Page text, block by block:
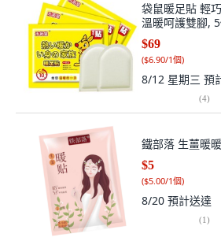
袋鼠暖足貼 輕
溫暖呵護雙腳,
$69
($6.90/1個)
8/12 星期三 預
(4)
鐵部落 生薑暖
$5
($5.00/1個)
8/20 預計送達
(1)